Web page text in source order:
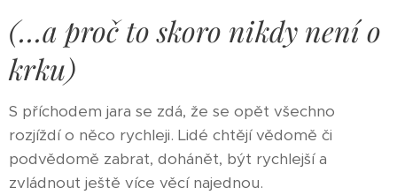
(…a proč to skoro nikdy není o
krku)
S příchodem jara se zdá, že se opět všechno
rozjíždí o něco rychleji. Lidé chtějí vědomě či
podvědomě zabrat, dohánět, být rychlejší a
zvládnout ještě více věcí najednou.